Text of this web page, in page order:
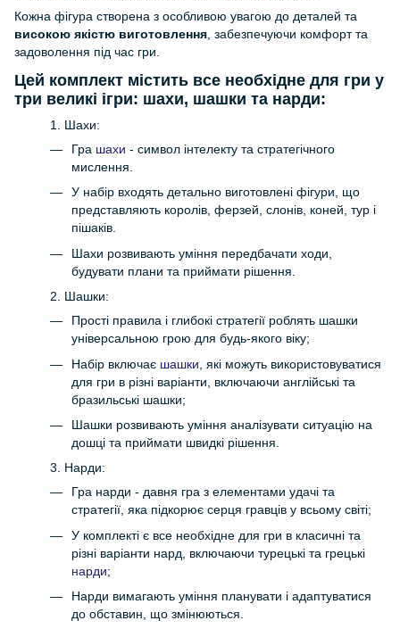
Кожна фігура створена з особливою увагою до деталей та
високою якістю виготовлення, забезпечуючи комфорт та
задоволення під час гри.
Цей комплект містить все необхідне для гри у
три великі ігри: шахи, шашки та нарди:
1. Шахи:
Гра шахи - символ інтелекту та стратегічного
мислення.
У набір входять детально виготовлені фігури, що
представляють королів, ферзей, слонів, коней, тур і
пішаків.
Шахи розвивають уміння передбачати ходи,
будувати плани та приймати рішення.
2. Шашки:
Прості правила і глибокі стратегії роблять шашки
універсальною грою для будь-якого віку;
Набір включає шашки , які можуть використовуватися
для гри в різні варіанти, включаючи англійські та
бразильські шашки;
Шашки розвивають уміння аналізувати ситуацію на
дошці та приймати швидкі рішення.
3. Нарди:
Гра нарди - давня гра з елементами удачі та
стратегії, яка підкорює серця гравців у всьому світі;
У комплекті є все необхідне для гри в класичні та
різні варіанти нард, включаючи турецькі та грецькі
нарди;
Нарди вимагають уміння планувати і адаптуватися
до обставин, що змінюються.